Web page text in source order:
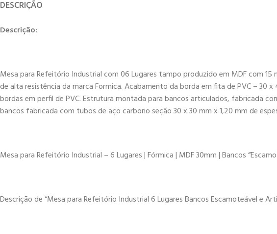
DESCRIÇÃO
Descrição:
Mesa para Refeitório Industrial com 06 Lugares tampo produzido em MDF com
de alta resistência da marca Formica. Acabamento da borda em fita de PVC – 30
bordas em perfil de PVC. Estrutura montada para bancos articulados, fabricada
bancos fabricada com tubos de aço carbono seção 30 x 30 mm x 1,20 mm de
Mesa para Refeitório Industrial – 6 Lugares | Fórmica | MDF 30mm | Bancos
Descrição de “Mesa para Refeitório Industrial 6 Lugares Bancos Escamoteável e